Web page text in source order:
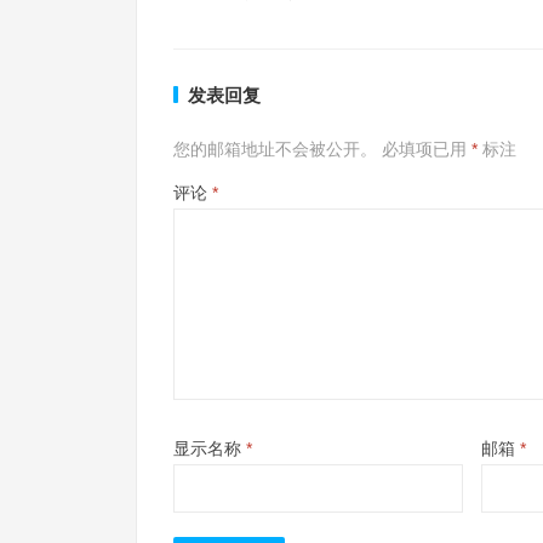
发表回复
您的邮箱地址不会被公开。 必填项已用 * 标注
评论 *
显示名称 * 邮箱 *